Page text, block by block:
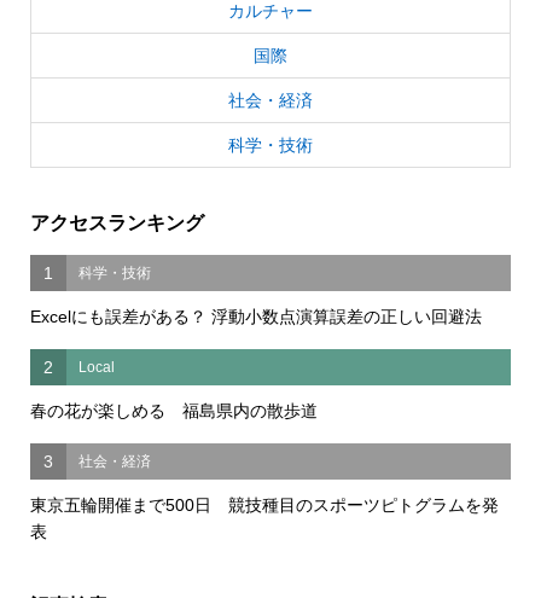
カルチャー
国際
社会・経済
科学・技術
アクセスランキング
1 科学・技術
Excelにも誤差がある？ 浮動小数点演算誤差の正しい回避法
2 Local
春の花が楽しめる 福島県内の散歩道
3 社会・経済
東京五輪開催まで500日 競技種目のスポーツピトグラムを発
表